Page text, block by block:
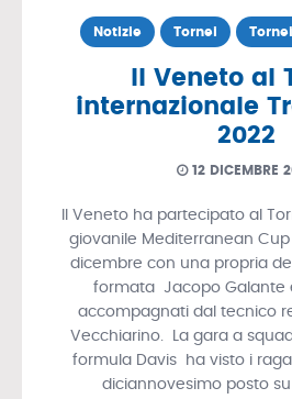
Notizie Tornei
Il Veneto al
internazionale
2022
12 DICEMBRE
Il Veneto ha partecipato al
giovanile Mediterranean Cup
dicembre con una propria
formata Jacopo Galante
accompagnati dal tecnico
Vecchiarino. La gara a
formula Davis ha visto i
diciannovesimo posto su